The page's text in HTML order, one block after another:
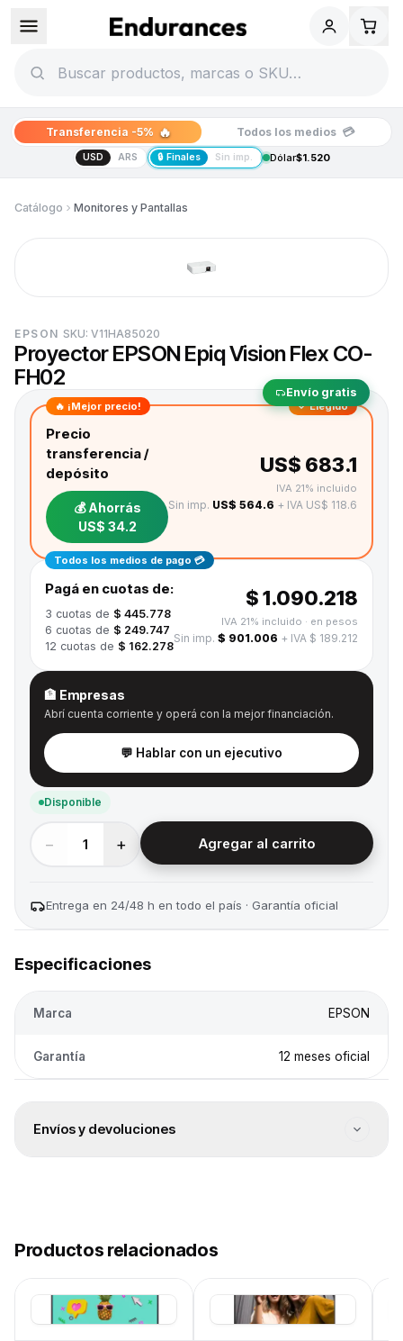
Transferencia -5% 🔥 Todos los medios 💳
USD ARS 🔒 Finales Sin imp. Dólar$1.520
Catálogo Monitores y Pantallas
EPSON SKU: V11HA85020
Proyector EPSON Epiq Vision Flex CO-
FH02
Envío gratis
🔥 ¡Mejor precio! ✓ Elegido
Precio
transferencia /
depósito
💰 Ahorrás
US$ 34.2
US$ 683.1
IVA 21% incluido
Sin imp. US$ 564.6 + IVA US$ 118.6
Todos los medios de pago 💳
Pagá en cuotas de:
3 cuotas de $ 445.778
6 cuotas de $ 249.747
12 cuotas de $ 162.278
$ 1.090.218
IVA 21% incluido · en pesos
Sin imp. $ 901.006 + IVA $ 189.212
🏦 Empresas
Abrí cuenta corriente y operá con la mejor financiación.
💬 Hablar con un ejecutivo
Disponible
− 1 + Agregar al carrito
Entrega en 24/48 h en todo el país · Garantía oficial
Especificaciones
Marca EPSON
Garantía 12 meses oficial
Envíos y devoluciones
stock.
12 meses de garantía oficial de fábrica. Gestión de RMA
dedicada.
Productos relacionados